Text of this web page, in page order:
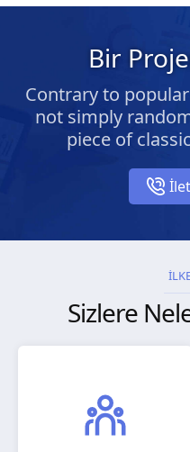
Bir
Contrary to
not simply
piece of
Sizlere